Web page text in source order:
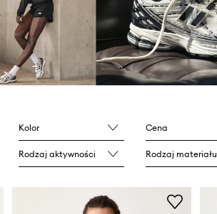
Kolor Cena
Rodzaj aktywności Rodzaj materiału